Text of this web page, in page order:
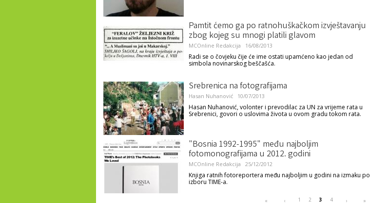
Pamtit ćemo ga po ratnohuškačkom izvještavanju
zbog kojeg su mnogi platili glavom
MCOnline Redakcija 16/08/2013
Radi se o čovjeku čije će ime ostati upamćeno kao jedan od
simbola novinarskog beščašća.
Srebrenica na fotografijama
Hasan Nuhanović 10/07/2013
Hasan Nuhanović, volonter i prevodilac za UN za vrijeme rata u
Srebrenici, govori o uslovima života u ovom gradu tokom rata.
"Bosnia 1992-1995" među najboljim
fotomonografijama u 2012. godini
MCOnline Redakcija 25/12/2012
Knjiga ratnih fotoreportera među najboljim u godini na izmaku po
izboru TIME-a.
« ‹ 1 2 3 4 › »